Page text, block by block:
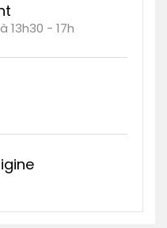
13h30 - 17h